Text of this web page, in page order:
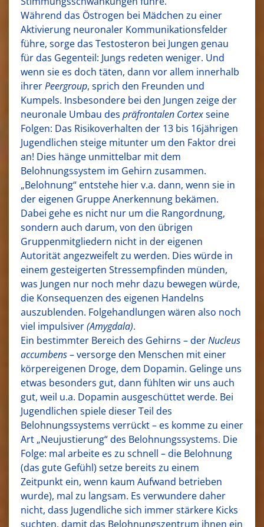
Während das Östrogen bei Mädchen zu einer
Aktivierung neuronaler Kommunikationsfelder
führe, sorge das Testosteron bei Jungen genau
für das Gegenteil: Jungs redeten weniger. Und
wenn sie es doch täten, dann vor allem innerhalb
ihrerPeergroup, sprich den Freunden und
Kumpels. Insbesondere bei den Jungen zeige der
neuronale Umbau des präfrontalen Cortexseine
Folgen: Das Risikoverhalten der 13 bis 16jährigen
Jugendlichen steige mitunter um den Faktor drei
an! Dies hänge unmittelbar mit dem
Belohnungssystem im Gehirn zusammen.
„Belohnung“ entstehe hier v.a. dann, wenn sie in
der eigenen Gruppe Anerkennung bekämen.
Dabei gehe es nicht nur um die Rangordnung,
sondern auch darum, von den übrigen
Gruppenmitgliedern nicht in der eigenen
Autorität angezweifelt zu werden. Dies würde in
einem gesteigerten Stressempfinden münden,
was Jungen nur noch mehr dazu bewegen würde,
die Konsequenzen des eigenen Handelns
auszublenden. Folgehandlungen wären also noch
viel impulsiver(Amygdala).
Ein bestimmter Bereich des Gehirns – derNucleus
accumbens– versorge den Menschen mit einer
körpereigenen Droge, dem Dopamin. Gelinge uns
etwas besonders gut, dann fühlten wir uns auch
gut, weil u.a. Dopamin ausgeschüttet werde. Bei
Jugendlichen spiele dieser Teil des
Belohnungssystems verrückt – es komme zu einer
Art „Neujustierung“ des Belohnungssystems. Die
Folge: mal arbeite es zu schnell – die Belohnung
(das gute Gefühl) setze bereits zu einem
Zeitpunkt ein, wenn kaum Aufwand betrieben
wurde), mal zu langsam. Es verwundere daher
nicht, dass Jugendliche sich immer stärkere Kicks
suchten, damit das Belohnungszentrum ihnen ein